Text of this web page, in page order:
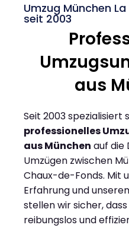
Umzug München
seit 2003
aus
Seit 2003 spezialisiert
professionelles
aus München auf die
Umzügen zwischen
Chaux-de-Fonds. Mit
Erfahrung und
stellen wir sicher,
reibungslos und